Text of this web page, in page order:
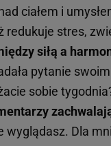
ciałem i
redukuje stres,
siłą a
pytanie
sobie
Dla